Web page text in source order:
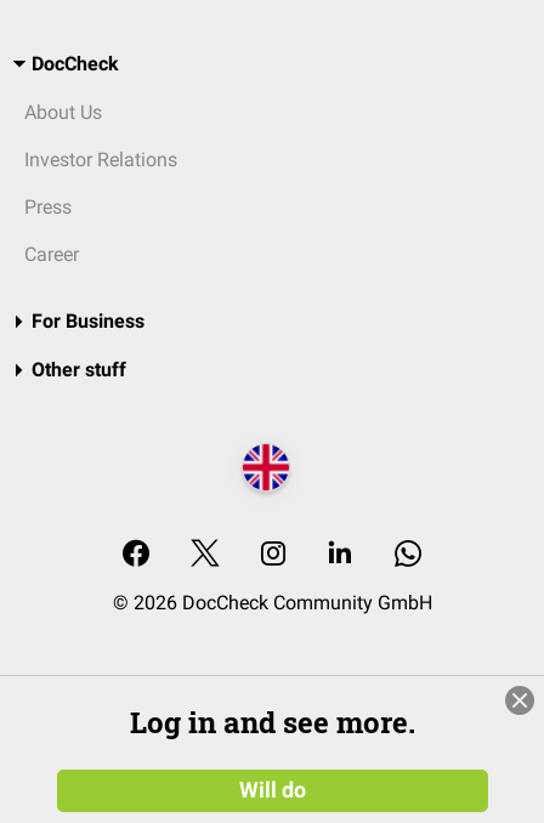
DocCheck
About Us
Investor Relations
Press
Career
For Business
Other stuff
© 2026 DocCheck Community GmbH
Log in and see more.
Will do